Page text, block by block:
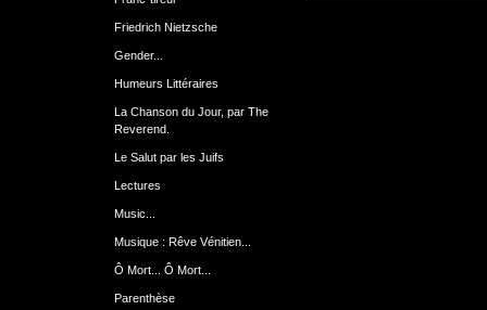
Friedrich Nietzsche
Gender...
Humeurs Littéraires
La Chanson du Jour, par The
Reverend.
Le Salut par les Juifs
Lectures
Music...
Musique : Rêve Vénitien...
Ô Mort... Ô Mort...
Parenthèse